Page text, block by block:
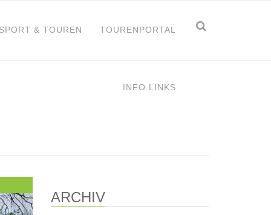
Suche
& TOUREN TOURENPORTAL
INFO LINKS
ARCHIV